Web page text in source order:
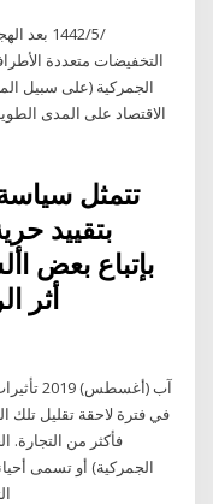
التخفيضات متعددة
الجمركية (على سبيل
تتمثل
بتقييد
بإتباع بعض
أثر
فأكثر من التجارة.
الجمركية) أو تسمى